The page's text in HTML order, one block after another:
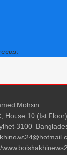
Mohsin
House 10 (Ist Floor)
3100,